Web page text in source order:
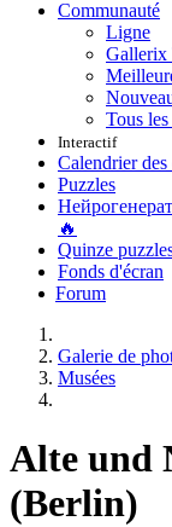
Communauté
Ligne
Gallerix
Tous
Interactif
Calendrier des
Puzzles
🔥
Quinze
Fonds d'écran
Forum
Galerie de
Musées
Alte und
(Berlin)